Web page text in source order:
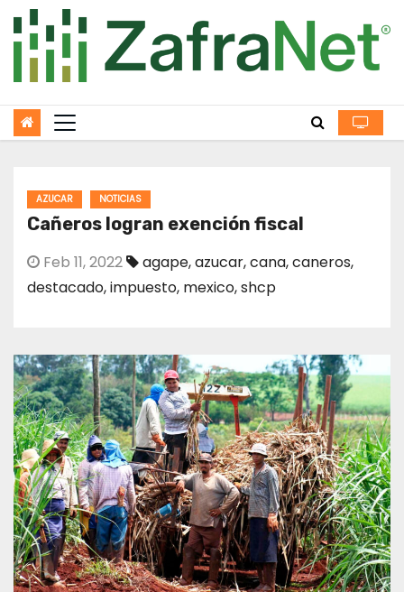
to
content
AZUCAR NOTICIAS
Cañeros logran exención fiscal
Feb 11, 2022 agape,azucar,cana,caneros,
destacado,impuesto, mexico,shcp